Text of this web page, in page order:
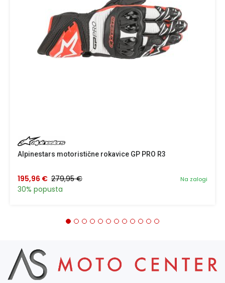
Alpinestars motoristične rokavice GP PRO R3
Na zalogi
195,96 € 279,95 €
30% popusta